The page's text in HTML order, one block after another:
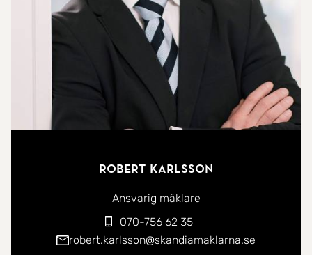
även detta en knytpunkt mellan bussar,
tunnelbana och tvärbana.
Via tunnelbanan når du underbara Södermalm på
bara några minuter samt Stockholms innerstad på
ca 10 min. Vid Gullmarsplan finner du även apotek,
livsmedelsbutiker och annan service.
golfbana, stor hundrastgård samt kolonilotter.
Stockholm stad planerar att bygga fler bostäder
och förbättrade kommunikationer så Östberga har
Robert Karlsson
Ansvarig mäklare
070-756 62 35
robert.karlsson@skandiamaklarna.se